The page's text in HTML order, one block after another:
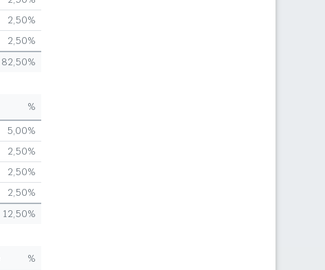
2,50%
2,50%
82,50%
%
5,00%
2,50%
2,50%
2,50%
12,50%
%